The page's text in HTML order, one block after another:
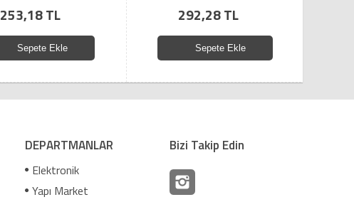
253,18 TL
Sepete Ekle
Hediye)
292,28 TL
Sepete Ekle
DEPARTMANLAR
Elektronik
Yapı Market
Bizi Takip Edin